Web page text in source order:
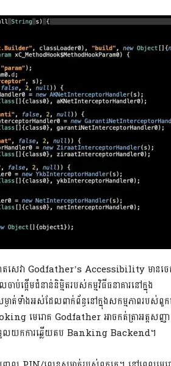
តសេវា Godfather’s Accessibility មានចេ
តើមជំនាន់និម្មិតរបស់កម្មវិធីធនាគារនៅក្នុង
ាត់ទាំងអស់ដែលពាក់ព័ន្ធនៅក្នុងសកម្មភាពរបស់ពួក
មេរោគ Godfather អាចកត់ត្រាអត្តស
លយកការឆ្លើយតប Banking Backend។